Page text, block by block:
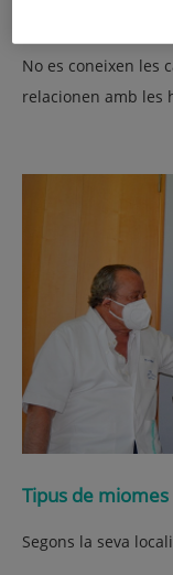
No es coneixen les
relacionen amb les
Tipus de miomes
Segons la seva